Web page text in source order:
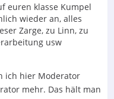
euren klasse Kumpel
wieder an, alles
Zarge, zu Linn, zu
usw
ich hier Moderator
mehr. Das hält man